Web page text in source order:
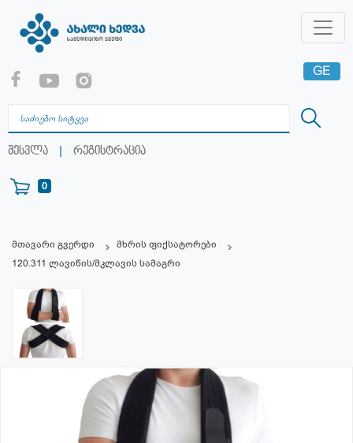
შესვლა | რეგისტრაცია
0
GE
RU
მთავარი გვერდი
მხრის ფიქსატორები
120.311 ლავიწის/მკლავის სამაგრი